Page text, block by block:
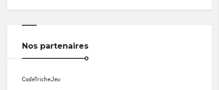
Nos partenaires
CodeTricheJeu